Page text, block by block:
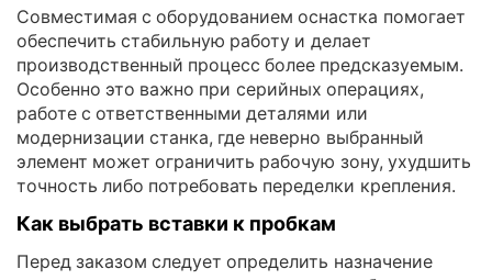
Совместимая с оборудованием оснастка помогает
обеспечить стабильную работу и делает
производственный процесс более предсказуемым.
Особенно это важно при серийных операциях,
работе с ответственными деталями или
модернизации станка, где неверно выбранный
элемент может ограничить рабочую зону, ухудшить
точность либо потребовать переделки крепления.
Как выбрать вставки к пробкам
Перед заказом следует определить назначение